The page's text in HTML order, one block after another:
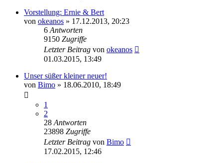
Vorstellung: Ernie & Bert
von okeanos » 17.12.2013, 20:23
6 Antworten
9150 Zugriffe
Letzter Beitrag von okeanos
01.03.2015, 13:49
Unser süßer kleiner neuer!
von Bimo » 18.06.2010, 18:49
1
2
28 Antworten
23898 Zugriffe
Letzter Beitrag von Bimo
17.02.2015, 12:46